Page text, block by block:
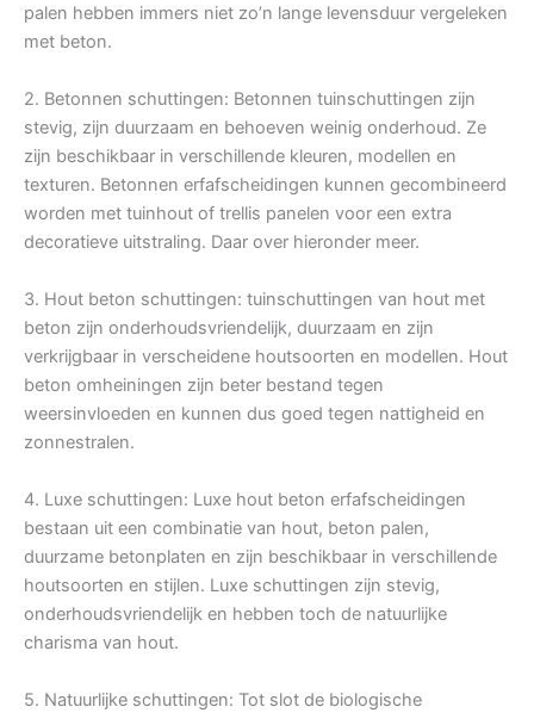
palen hebben immers niet zo’n lange levensduur vergeleken
met beton.
2. Betonnen schuttingen: Betonnen tuinschuttingen zijn
stevig, zijn duurzaam en behoeven weinig onderhoud. Ze
zijn beschikbaar in verschillende kleuren, modellen en
texturen. Betonnen erfafscheidingen kunnen gecombineerd
worden met tuinhout of trellis panelen voor een extra
decoratieve uitstraling. Daar over hieronder meer.
3. Hout beton schuttingen: tuinschuttingen van hout met
beton zijn onderhoudsvriendelijk, duurzaam en zijn
verkrijgbaar in verscheidene houtsoorten en modellen. Hout
beton omheiningen zijn beter bestand tegen
weersinvloeden en kunnen dus goed tegen nattigheid en
zonnestralen.
4. Luxe schuttingen: Luxe hout beton erfafscheidingen
bestaan uit een combinatie van hout, beton palen,
duurzame betonplaten en zijn beschikbaar in verschillende
houtsoorten en stijlen. Luxe schuttingen zijn stevig,
onderhoudsvriendelijk en hebben toch de natuurlijke
charisma van hout.
5. Natuurlijke schuttingen: Tot slot de biologische